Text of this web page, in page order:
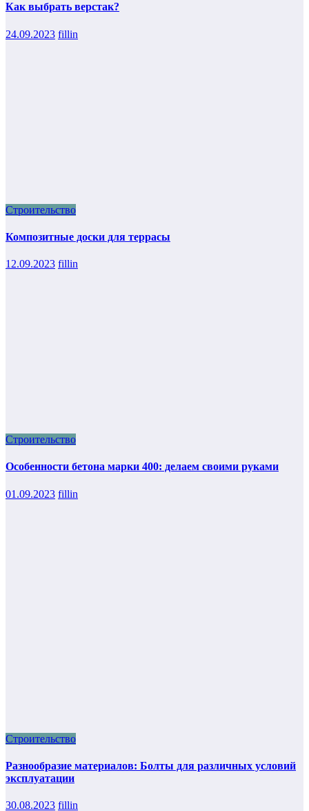
Как выбрать верстак?
24.09.2023 fillin
Строительство
Композитные доски для террасы
12.09.2023 fillin
Строительство
Особенности бетона марки 400: делаем своими руками
01.09.2023 fillin
Строительство
Разнообразие материалов: Болты для различных условий
эксплуатации
30.08.2023 fillin